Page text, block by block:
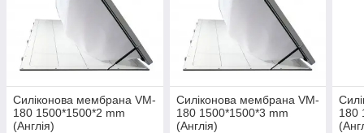
Силіконова мембрана VM-
180 1500*1500*2 mm
(Англія)
Силіконова мембрана VM-
180 1500*1500*3 mm
(Англія)
180